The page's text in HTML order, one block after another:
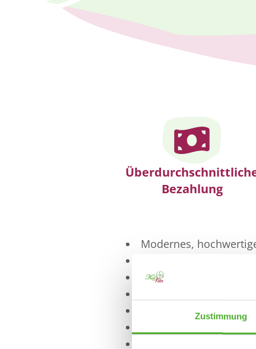
Zustimmung
Bezahlung
Modernes,
Führungskräfte, die